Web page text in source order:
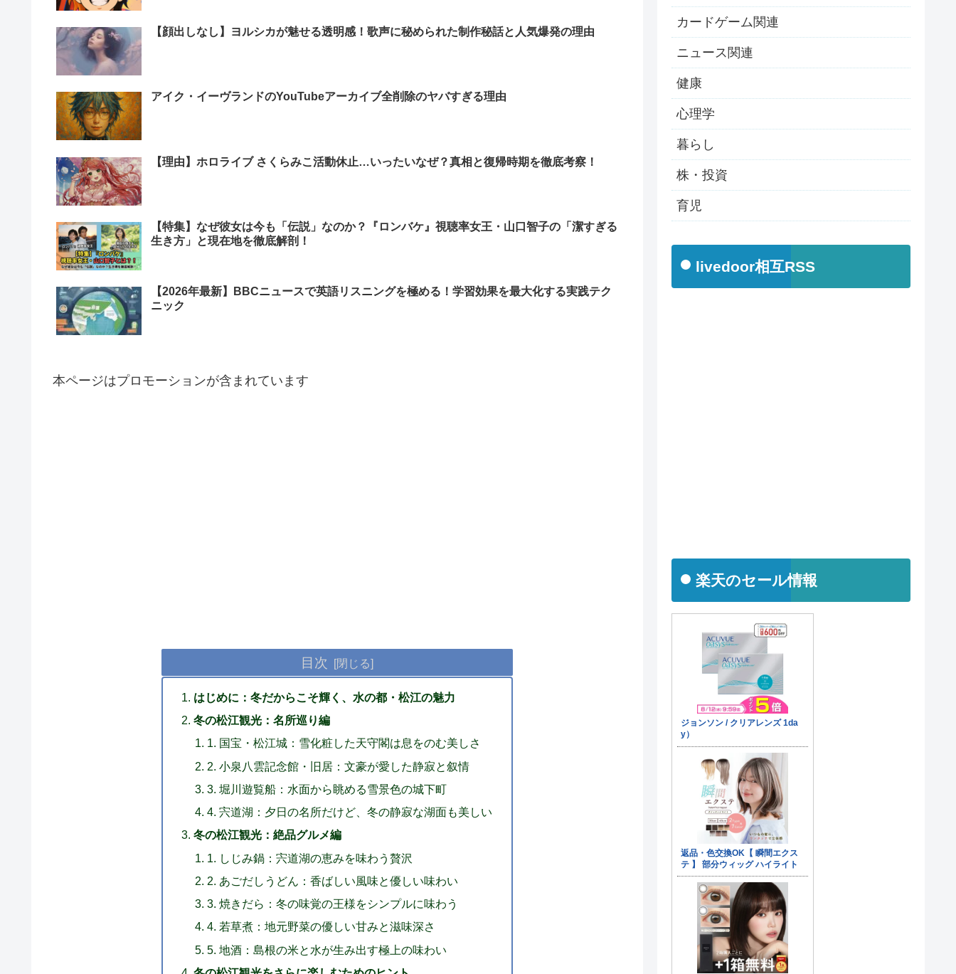
【顔出しなし】ヨルシカが魅せる透明感！歌声に秘められた制作秘話と人気爆発の理由
アイク・イーヴランドのYouTubeアーカイブ全削除のヤバすぎる理由
【理由】ホロライブ さくらみこ活動休止…いったいなぜ？真相と復帰時期を徹底考察！
【特集】なぜ彼女は今も「伝説」なのか？『ロンバケ』視聴率女王・山口智子の「潔すぎる
生き方」と現在地を徹底解剖！
【2026年最新】BBCニュースで英語リスニングを極める！学習効果を最大化する実践テク
ニック
本ページはプロモーションが含まれています
目次
はじめに：冬だからこそ輝く、水の都・松江の魅力
冬の松江観光：名所巡り編
1. 国宝・松江城：雪化粧した天守閣は息をのむ美しさ
2. 小泉八雲記念館・旧居：文豪が愛した静寂と叙情
3. 堀川遊覧船：水面から眺める雪景色の城下町
4. 宍道湖：夕日の名所だけど、冬の静寂な湖面も美しい
冬の松江観光：絶品グルメ編
1. しじみ鍋：宍道湖の恵みを味わう贅沢
2. あごだしうどん：香ばしい風味と優しい味わい
3. 焼きだら：冬の味覚の王様をシンプルに味わう
4. 若草煮：地元野菜の優しい甘みと滋味深さ
5. 地酒：島根の米と水が生み出す極上の味わい
カードゲーム関連
ニュース関連
健康
心理学
暮らし
株・投資
育児
livedoor相互RSS
楽天のセール情報